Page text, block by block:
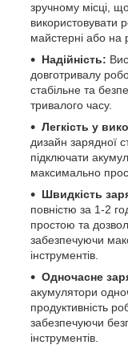
зручному місці,
використовувати
майстерні або на
Надійність:
довготривалу
стабільне та
тривалого часу.
Легкість у
дизайн зарядної
підключати
максимально
Швидкість
повністю за 1-2
простою та
забезпечуючи
інструментів.
Одночасне
акумулятори
продуктивність
забезпечуючи
інструментів.